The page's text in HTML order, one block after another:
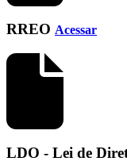
RREO Acessar
LDO - Lei de